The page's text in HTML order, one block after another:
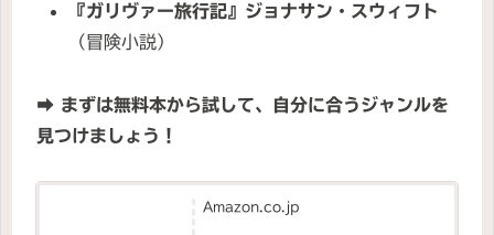
『ガリヴァー旅行記』ジョナサン・スウィフト
（冒険小説）
➡ まずは無料本から試して、自分に合うジャンルを
見つけましょう！
Amazon.co.jp